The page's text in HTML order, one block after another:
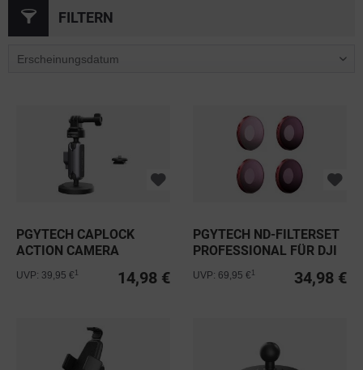
FILTERN
PGYTECH CAPLOCK
ACTION CAMERA
MAGNETIC MOUNT
14,98 €
UVP: 39,95 €
PGYTECH ND-FILTERSET
PROFESSIONAL FÜR DJI
34,98 €
UVP: 69,95 €